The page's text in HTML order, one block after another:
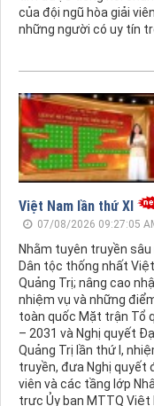
của đội ngũ hòa giải
những người có uy tín
Việt Nam lần thứ XI
07/08/2026 09:27:05
Nhằm tuyên truyền
Dân tộc thống nhất
Quảng Trị; nâng cao
nhiệm vụ và những
toàn quốc Mặt trận Tổ
– 2031 và Nghị quyết
Quảng Trị lần thứ I,
truyền, đưa Nghị quyết
viên và các tầng lớp
trực Ủy ban MTTQ